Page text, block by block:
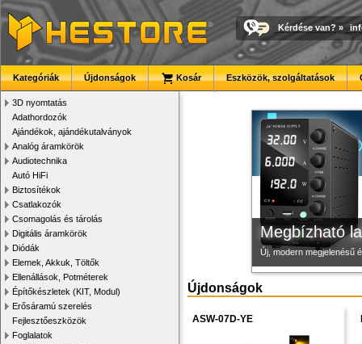
Kérdése van? »
Kategóriák Újdonságok Kosár Eszközök, szolgáltatások
3D nyomtatás
Adathordozók
Ajándékok, ajándékutalványok
Analóg áramkörök
Audiotechnika
Autó HiFi
Biztosítékok
Csatlakozók
Csomagolás és tárolás
Digitális áramkörök
Diódák
Elemek, Akkuk, Töltők
Ellenállások, Potméterek
Építőkészletek (KIT, Modul)
Erősáramú szerelés
Fejlesztőeszközök
Foglalatok
Megbízható
Új, modern megjelenésű
Modulvilág
Új PLA
3D nyomtató
Újdonságok
ASW-07D-YE